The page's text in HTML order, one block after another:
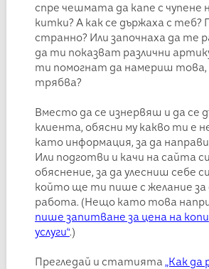
спре чешмата да капе с чупене
китки? А как се държаха с теб?
странно? Или започнаха да те
да ти показват различни
ти помогнат да намериш
трябва?
Вместо да се изнервяш и да се
клиента, обясни му какво ти е
като информация, за да
Или подготви и качи на сайта
обяснение, за да улесниш себе
който ще ти пише с желание за
работа. (Нещо като това
пише запитване за цена на
услуги“.)
Прегледай и статията „Как да